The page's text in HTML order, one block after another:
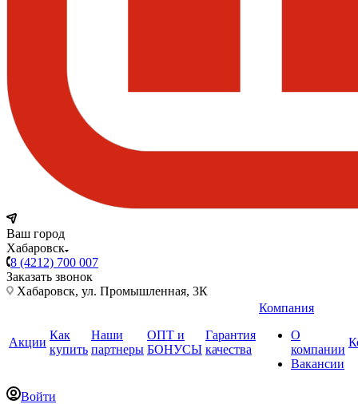
Ваш город
Хабаровск
8 (4212) 700 007
Заказать звонок
Хабаровск, ул. Промышленная, 3К
Акции
Как
купить
Наши
партнеры
ОПТ и
БОНУСЫ
Гарантия
качества
Компания
О
компании
Вакансии
Войти